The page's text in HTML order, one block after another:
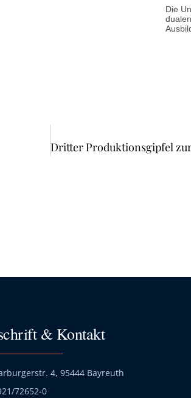
Die
& Kontakt
4, 95444 Bayreuth
72652-0